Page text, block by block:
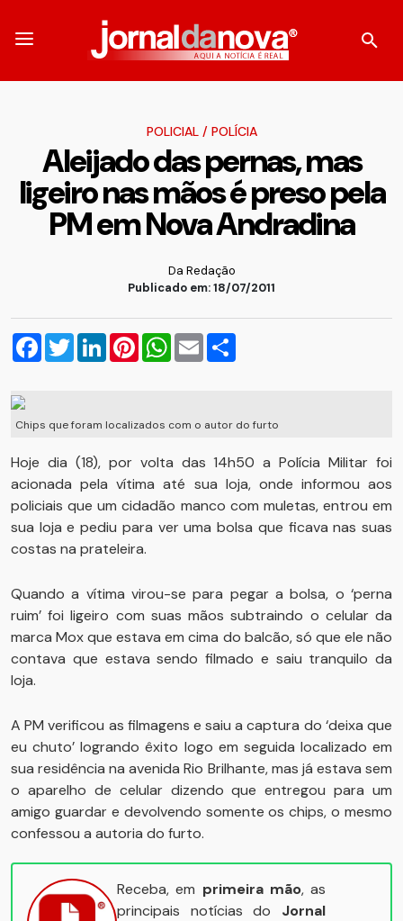
POLICIAL/ POLÍCIA
Aleijado das pernas, mas
ligeiro nas mãos é preso pela
PM em Nova Andradina
Da Redação
Publicado em: 18/07/2011
Facebook
TwitterLinkedInPinterestWhatsApp
Email
Chips que foram localizados com o autor do furto
Hoje dia (18), por volta das 14h50 a Polícia Militar foi
acionada pela vítima até sua loja, onde informou aos
policiais que um cidadão manco com muletas, entrou em
sua loja e pediu para ver uma bolsa que ficava nas suas
costas na prateleira.
Quando a vítima virou-se para pegar a bolsa, o ‘perna
ruim’ foi ligeiro com suas mãos subtraindo o celular da
marca Mox que estava em cima do balcão, só que ele não
contava que estava sendo filmado e saiu tranquilo da
loja.
A PM verificou as filmagens e saiu a captura do ‘deixa que
eu chuto’ logrando êxito logo em seguida localizado em
sua residência na avenida Rio Brilhante, mas já estava sem
o aparelho de celular dizendo que entregou para um
amigo guardar e devolvendo somente os chips, o mesmo
confessou a autoria do furto.
Receba, em primeira mão, as
principais notícias do Jornal